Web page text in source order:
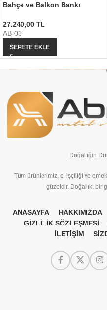
Bahçe ve Balkon Bankı
27.240,00 TL
AB-03
SEPETE EKLE
Doğallığın
Tüm ürünlerimiz, el işçiliği ve
güzeldir. Doğallık, bir
ANASAYFA HAKKIMIZDA
GİZLİLİK SÖZLEŞMESİ
İLETİŞİM